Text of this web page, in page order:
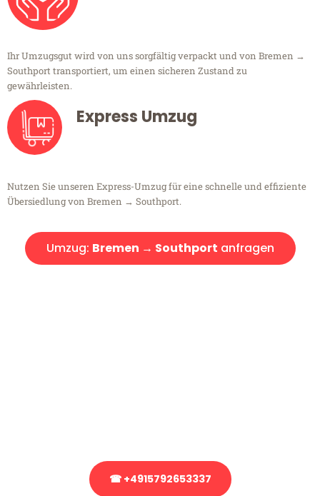
Ihr Umzugsgut wird von uns sorgfältig verpackt und von Bremen →
Southport transportiert, um einen sicheren Zustand zu
gewährleisten.
Express Umzug
Nutzen Sie unseren Express-Umzug für eine schnelle und effiziente
Übersiedlung von Bremen → Southport.
Umzug: Bremen → Southport anfragen
☎ +4915792653337